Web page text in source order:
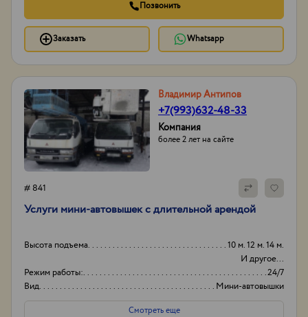
Позвонить
Заказать Whatsapp
Владимир Антипов
+7(993)632-48-33
Компания
более 2 лет на сайте
# 841
Услуги мини-автовышек с длительной арендой
Высота подъема
10 м. 12 м. 14 м.
И другое...
Режим работы:
24/7
Вид
Мини-автовышки
Высота вышки
16м
Смотреть еще